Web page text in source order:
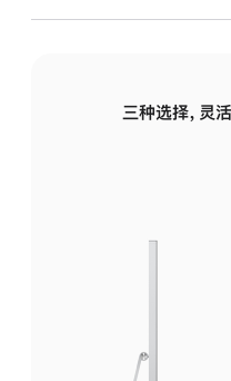
三种选择，灵